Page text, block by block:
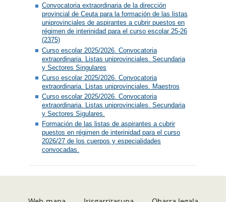
Convocatoria extraordinaria de la dirección
provincial de Ceuta para la formación de las listas
uniprovinciales de aspirantes a cubrir puestos en
régimen de interinidad para el curso escolar 25-26
(2375)
Curso escolar 2025/2026. Convocatoria
extraordinaria. Listas uniprovinciales. Secundaria
y Sectores Singulares
Curso escolar 2025/2026. Convocatoria
extraordinaria. Listas uniprovinciales. Maestros
Curso escolar 2025/2026. Convocatoria
extraordinaria. Listas uniprovinciales. Secundaria
y Sectores Sigulares.
Formación de las listas de aspirantes a cubrir
puestos en régimen de interinidad para el curso
2026/27 de los cuerpos y especialidades
convocadas.